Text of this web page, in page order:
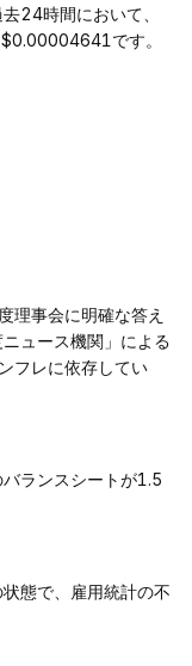
24時間において、
です。
理事会に明確な答え
ュース機関」による
フレに依存してい
ランスシートが1.5
態で、雇用統計の不